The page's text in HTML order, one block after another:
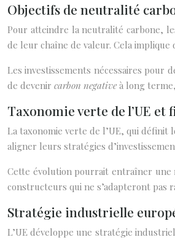
Objectifs de neutralité
Pour atteindre la neutralité carbone,
de leur chaîne de valeur. Cela
Les investissements nécessaires pour
de devenir carbon negative à long
Taxonomie verte de l’UE
La taxonomie verte de l’UE, qui
aligner leurs stratégies
Cette évolution pourrait entraîner une
constructeurs qui ne s’adapteront pas
Stratégie industrielle
L’UE développe une stratégie